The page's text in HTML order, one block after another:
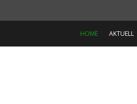
HOME AKTUELL